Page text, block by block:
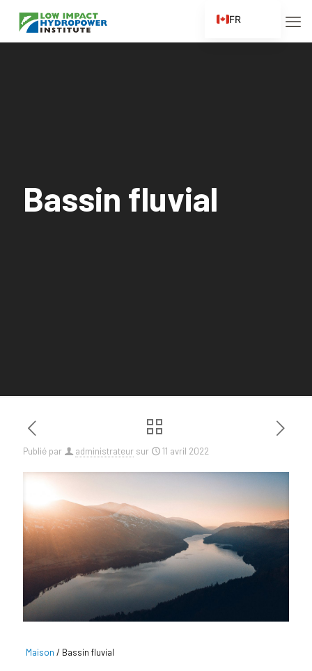
Bassin fluvial
Publié par administrateur sur 11 avril 2022
Maison / Bassin fluvial
FR
EN